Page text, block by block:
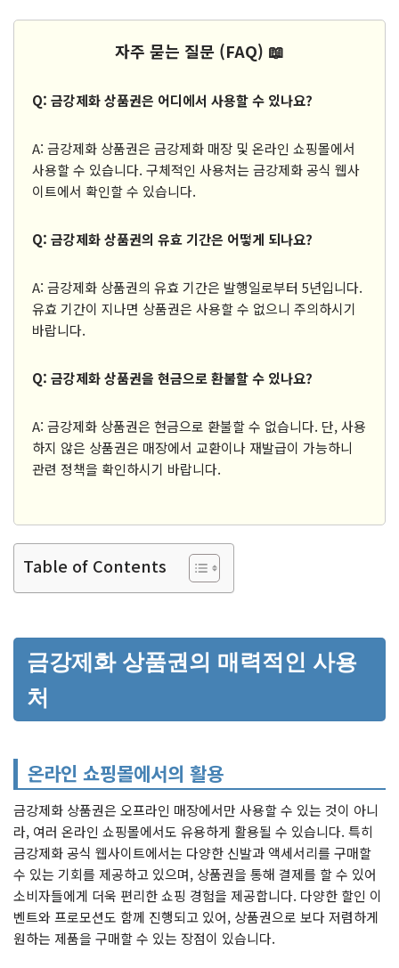
자주 묻는 질문 (FAQ) 📖
Q: 금강제화 상품권은 어디에서 사용할 수 있나요?
A: 금강제화 상품권은 금강제화 매장 및 온라인 쇼핑몰에서
사용할 수 있습니다. 구체적인 사용처는 금강제화 공식 웹사
이트에서 확인할 수 있습니다.
Q: 금강제화 상품권의 유효 기간은 어떻게 되나요?
A: 금강제화 상품권의 유효 기간은 발행일로부터 5년입니다.
유효 기간이 지나면 상품권은 사용할 수 없으니 주의하시기
바랍니다.
Q: 금강제화 상품권을 현금으로 환불할 수 있나요?
A: 금강제화 상품권은 현금으로 환불할 수 없습니다. 단, 사용
하지 않은 상품권은 매장에서 교환이나 재발급이 가능하니
관련 정책을 확인하시기 바랍니다.
Table of Contents
금강제화 상품권의 매력적인 사용
처
온라인 쇼핑몰에서의 활용
금강제화 상품권은 오프라인 매장에서만 사용할 수 있는 것이 아니
라, 여러 온라인 쇼핑몰에서도 유용하게 활용될 수 있습니다. 특히
금강제화 공식 웹사이트에서는 다양한 신발과 액세서리를 구매할
수 있는 기회를 제공하고 있으며, 상품권을 통해 결제를 할 수 있어
소비자들에게 더욱 편리한 쇼핑 경험을 제공합니다. 다양한 할인 이
벤트와 프로모션도 함께 진행되고 있어, 상품권으로 보다 저렴하게
원하는 제품을 구매할 수 있는 장점이 있습니다.